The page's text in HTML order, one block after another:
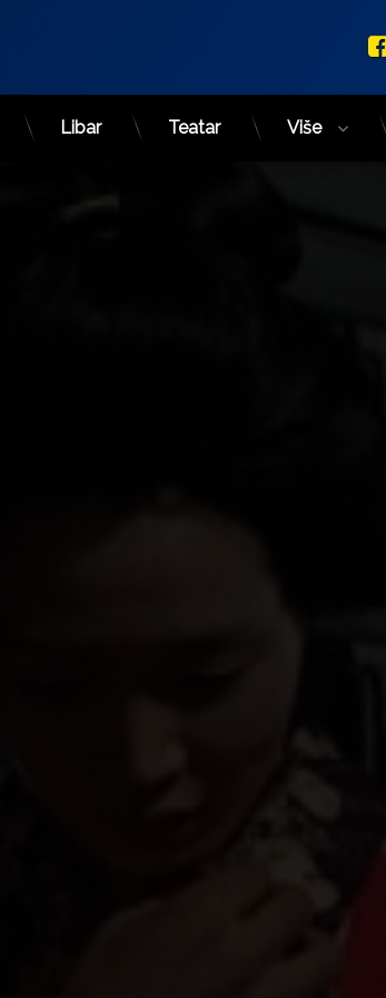
Libar Teatar Više